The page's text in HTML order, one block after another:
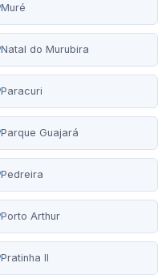
Muré
Natal do Murubira
Paracuri
Parque Guajará
Pedreira
Porto Arthur
Pratinha II